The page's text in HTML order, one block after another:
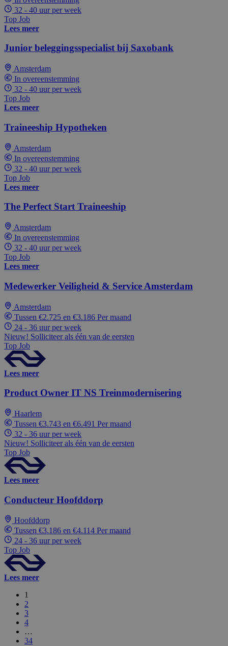
32 - 40 uur per week
Top Job
Lees meer
Junior beleggingsspecialist bij Saxobank
Amsterdam
In overeenstemming
32 - 40 uur per week
Top Job
Lees meer
Traineeship Hypotheken
Amsterdam
In overeenstemming
32 - 40 uur per week
Top Job
Lees meer
The Perfect Start Traineeship
Amsterdam
In overeenstemming
32 - 40 uur per week
Top Job
Lees meer
Medewerker Veiligheid & Service Amsterdam
Amsterdam
Tussen €2.725 en €3.186 Per maand
24 - 36 uur per week
Nieuw! Solliciteer als één van de eersten
Top Job
Lees meer
Product Owner IT NS Treinmodernisering
Haarlem
Tussen €3.743 en €6.491 Per maand
32 - 36 uur per week
Nieuw! Solliciteer als één van de eersten
Top Job
Lees meer
Conducteur Hoofddorp
Hoofddorp
Tussen €3.186 en €4.114 Per maand
24 - 36 uur per week
Top Job
Lees meer
1
2
3
4
…
34